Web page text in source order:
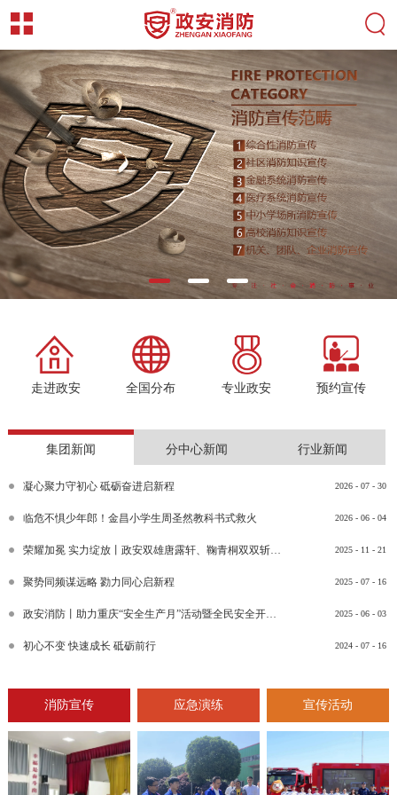
走进政安 全国分布 专业政安 预约宣传
集团新闻 分中心新闻 行业新闻
2026 - 07 - 30
凝心聚力守初心 砥砺奋进启新程
2026 - 06 - 04
临危不惧少年郎！金昌小学生周圣然教科书式救火
2025 - 11 - 21
荣耀加冕 实力绽放丨政安双雄唐露轩、鞠青桐双双斩获“渝消蓝盾讲师团金牌讲师”比武竞赛决赛大奖
2025 - 07 - 16
聚势同频谋远略 勠力同心启新程
2025 - 06 - 03
政安消防丨助力重庆“安全生产月”活动暨全民安全开放日活动
2024 - 07 - 16
初心不变 快速成长 砥砺前行
消防宣传 应急演练 宣传活动